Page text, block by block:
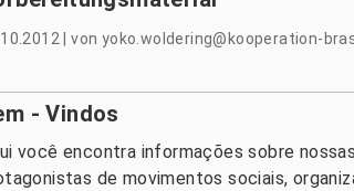
|von yoko.woldering@kooperation-
- Vindos
você encontra informações sobre
de movimentos sociais,